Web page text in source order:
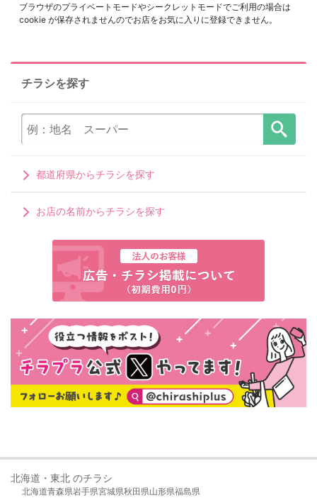
ブラウザのプライベートモードやシークレットモードでご利用の場合は
cookie が保存されませんのでお店をお気に入りに登録できません。
チラシを探す
都道府県からチラシを探す
お店の名前からチラシを探す
北海道・東北 のチラシ
北海道青森県岩手県宮城県秋田県山形県福島県